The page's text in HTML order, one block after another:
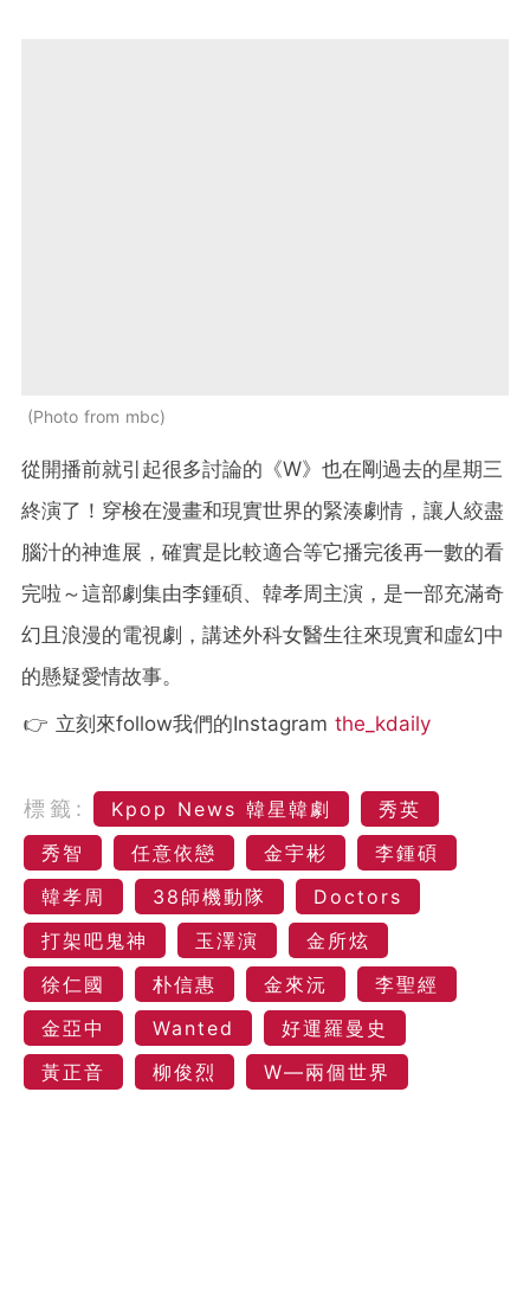
Photo from mbc
從開播前就引起很多討論的《W》也在剛過去的星期三
終演了！穿梭在漫畫和現實世界的緊湊劇情，讓人絞盡
腦汁的神進展，確實是比較適合等它播完後再一數的看
完啦～這部劇集由李鍾碩、韓孝周主演，是一部充滿奇
幻且浪漫的電視劇，講述外科女醫生往來現實和虛幻中
的懸疑愛情故事。
👉 立刻來follow我們的Instagram the_kdaily
標籤: Kpop News 韓星韓劇
秀英
秀智
任意依戀 金宇彬
李鍾碩
韓孝周
38師機動隊
Doctors
打架吧鬼神
玉澤演
金所炫
徐仁國
朴信惠 金來沅
李聖經
金亞中
Wanted
好運羅曼史
黃正音
柳俊烈 W—兩個世界